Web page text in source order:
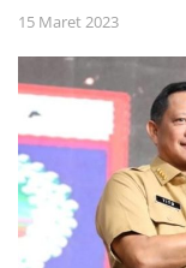
15 Maret 2023